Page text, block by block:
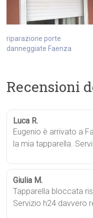
riparazione porte
danneggiate Faenza
Recensioni
Luca R.
Eugenio è arrivato a
la mia tapparella.
Giulia M.
Tapparella bloccata
Servizio h24 davvero